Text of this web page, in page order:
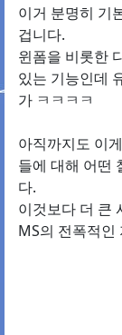
이거 분명히 기
겁니다.
윈폼을 비롯한
있는 기능인데
가 ㅋㅋㅋㅋ
아직까지도 이
들에 대해 어떤
다.
이것보다 더 큰
MS의 전폭적인